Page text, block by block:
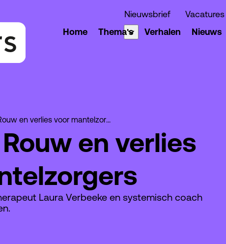
Nieuwsbrief Vacatures
Home
Thema's Verhalen Nieuws
en verlies
Laura Verbeeke en systemisch coach
Training Rouw en verlies voor mantelzorgers